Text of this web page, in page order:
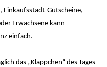
Einkaufsstadt-Gutscheine,
Erwachsene kann
einfach.
das „Kläppchen“ des Tages